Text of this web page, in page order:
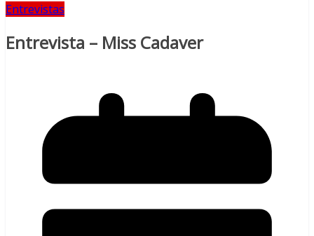
Entrevistas
Entrevista – Miss Cadaver